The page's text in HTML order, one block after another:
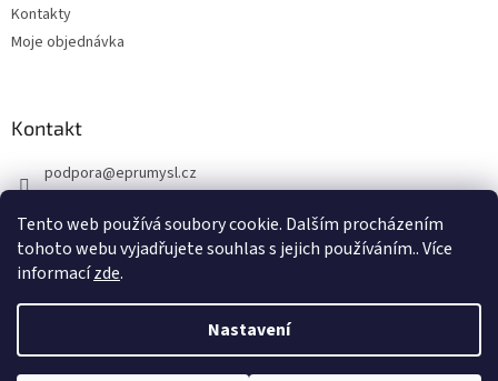
Tento web používá soubory cookie. Dalším procházením
tohoto webu vyjadřujete souhlas s jejich používáním.. Více
informacízde.
Nastavení
Kontakty
Moje objednávka
Kontakt
podpora@eprumysl.cz
Vytvořil Shoptet